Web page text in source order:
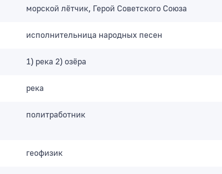
морской лётчик, Герой Советского Союза
исполнительница народных песен
1) река 2) озёра
река
политработник
геофизик